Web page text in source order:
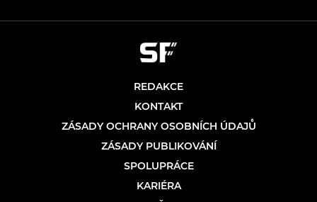
REDAKCE
KONTAKT
ZÁSADY OCHRANY OSOBNÍCH ÚDAJŮ
ZÁSADY PUBLIKOVÁNÍ
SPOLUPRÁCE
KARIÉRA